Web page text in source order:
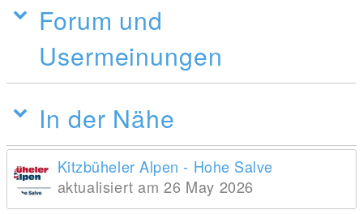
Forum und
Usermeinungen
In der Nähe
Kitzbüheler Alpen - Hohe Salve
aktualisiert am 26 May 2026